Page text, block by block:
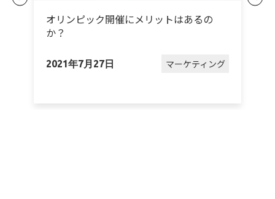
オリンピック開催にメリットはあるの
か？
2021年7月27日 マーケティング